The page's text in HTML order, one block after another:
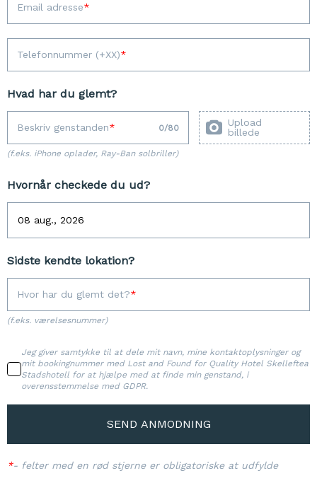
Email adresse
Telefonnummer (+XX)
Hvad har du glemt?
Beskriv genstanden 0/80
Upload
billede
(f.eks. iPhone oplader, Ray-Ban solbriller)
Hvornår checkede du ud?
Sidste kendte lokation?
Hvor har du glemt det?
(f.eks. værelsesnummer)
Jeg giver samtykke til at dele mit navn, mine kontaktoplysninger og
mit bookingnummer med Lost and Found for Quality Hotel Skelleftea
Stadshotell for at hjælpe med at finde min genstand, i
overensstemmelse med GDPR.
SEND ANMODNING
*- felter med en rød stjerne er obligatoriske at udfylde